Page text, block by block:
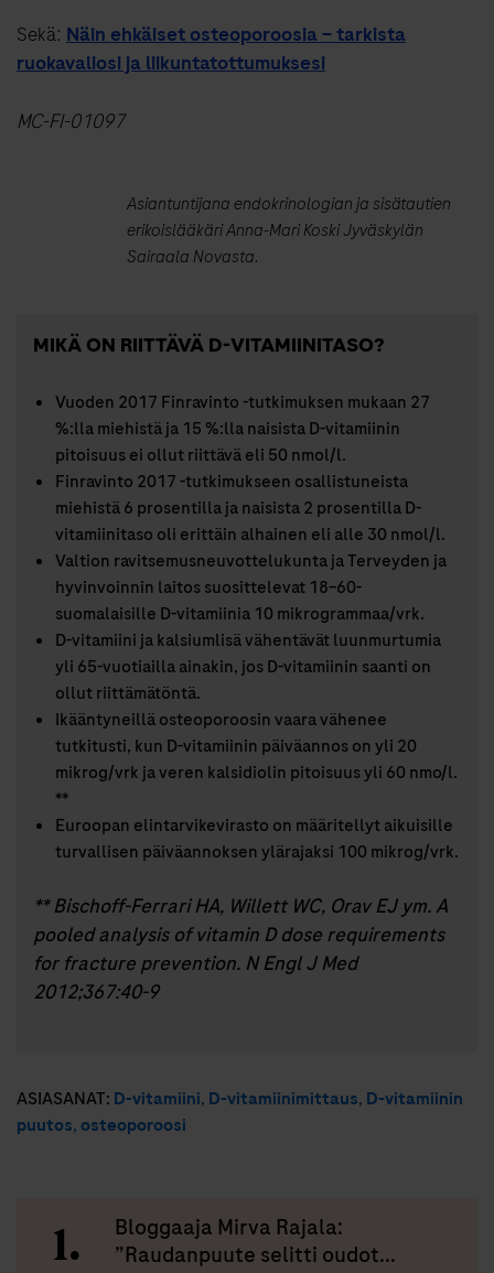
Sekä: Näin ehkäiset osteoporoosia – tarkista
ruokavaliosi ja liikuntatottumuksesi
MC-FI-01097
Asiantuntijana endokrinologian ja sisätautien
erikoislääkäri Anna-Mari Koski Jyväskylän
Sairaala Novasta.
MIKÄ ON RIITTÄVÄ D-VITAMIINITASO?
Vuoden 2017 Finravinto -tutkimuksen mukaan 27
%:lla miehistä ja 15 %:lla naisista D-vitamiinin
pitoisuus ei ollut riittävä eli 50 nmol/l.
Finravinto 2017 -tutkimukseen osallistuneista
miehistä 6 prosentilla ja naisista 2 prosentilla D-
vitamiinitaso oli erittäin alhainen eli alle 30 nmol/l.
Valtion ravitsemusneuvottelukunta ja Terveyden ja
hyvinvoinnin laitos suosittelevat 18–60-
suomalaisille D-vitamiinia 10 mikrogrammaa/vrk.
D-vitamiini ja kalsiumlisä vähentävät luunmurtumia
yli 65-vuotiailla ainakin, jos D-vitamiinin saanti on
ollut riittämätöntä.
Ikääntyneillä osteoporoosin vaara vähenee
tutkitusti, kun D-vitamiinin päiväannos on yli 20
mikrog/vrk ja veren kalsidiolin pitoisuus yli 60 nmo/l.
**
Euroopan elintarvikevirasto on määritellyt aikuisille
turvallisen päiväannoksen ylärajaksi 100 mikrog/vrk.
** Bischoff-Ferrari HA, Willett WC, Orav EJ ym. A
pooled analysis of vitamin D dose requirements
for fracture prevention. N Engl J Med
2012;367:40-9
ASIASANAT: D-vitamiini, D-vitamiinimittaus, D-vitamiinin
puutos, osteoporoosi
Bloggaaja Mirva Rajala:
”Raudanpuute selitti oudot...